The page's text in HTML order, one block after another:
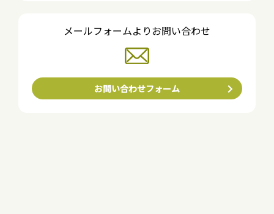
メールフォームよりお問い合わせ
お問い合わせフォーム